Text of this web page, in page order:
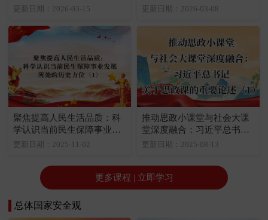
步深化教育综合改革：教育
更新日期：2026-03-15 更新日期：2026-03-08
聚焦提高人民生活品质：科
学认识当前民生保障事业发
展所处的历史方位（1）
更新日期：2025-11-02
推动思政小课堂与社会大课
堂深度融合：习近平总书记
关于思政课的重要论述（1）
更新日期：2025-08-13
更多课程 | 立即学习
总体国家安全观